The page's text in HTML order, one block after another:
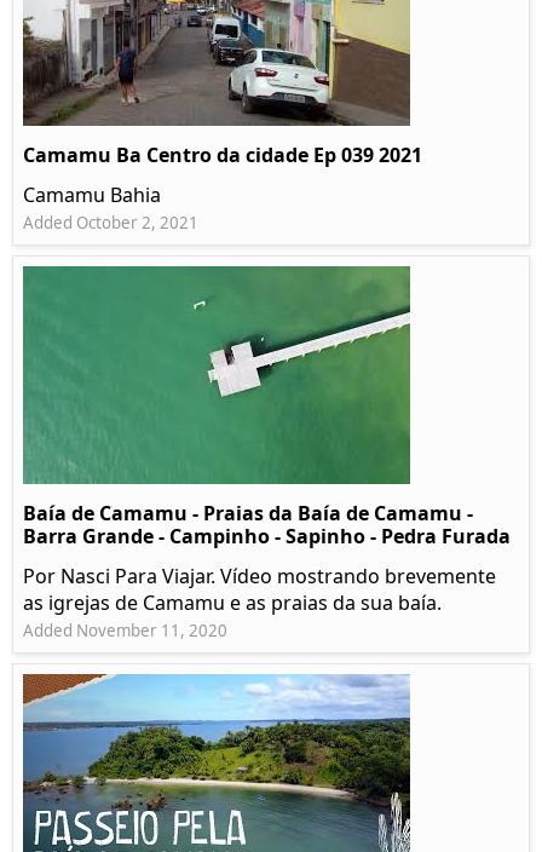
Camamu Ba Centro da cidade Ep 039 2021
Camamu Bahia
Added October 2, 2021
Baía de Camamu - Praias da Baía de Camamu -
Barra Grande - Campinho - Sapinho - Pedra Furada
Por Nasci Para Viajar. Vídeo mostrando brevemente
as igrejas de Camamu e as praias da sua baía.
Added November 11, 2020